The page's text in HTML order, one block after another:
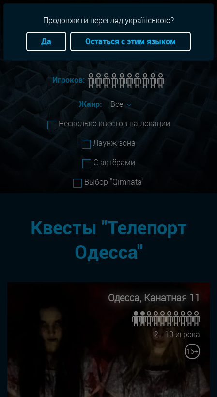
Город: odessa
Игроков:
Жанр:
Все
Несколько квестов на локации
Лаунж зона
С актёрами
Выбор "Qimnata"
Квесты "Телепорт
Одесса"
Одесса, Канатная 11
2 - 10 игрока
16+
Продовжити перегляд українською?
Да
Остаться с этим языком